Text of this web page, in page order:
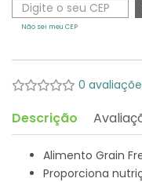
Não sei meu CEP
0
Descrição
Alimento Grain
Proporciona